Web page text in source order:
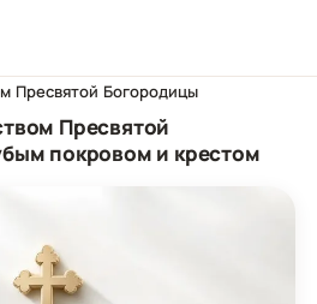
Пресвятой Богородицы
Пресвятой
покровом и крестом